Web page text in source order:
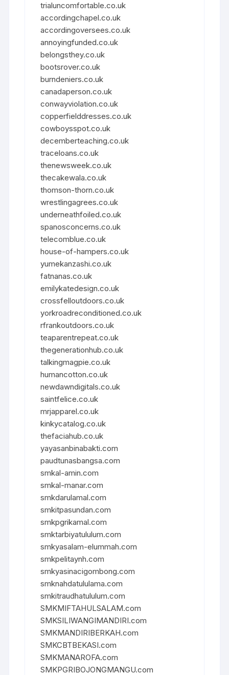
trialuncomfortable.co.uk
accordingchapel.co.uk
accordingoversees.co.uk
annoyingfunded.co.uk
belongsthey.co.uk
bootsrover.co.uk
burndeniers.co.uk
canadaperson.co.uk
conwayviolation.co.uk
copperfielddresses.co.uk
cowboysspot.co.uk
decemberteaching.co.uk
traceloans.co.uk
thenewsweek.co.uk
thecakewala.co.uk
thomson-thorn.co.uk
wrestlingagrees.co.uk
underneathfoiled.co.uk
spanosconcerns.co.uk
telecomblue.co.uk
house-of-hampers.co.uk
yumekanzashi.co.uk
fatnanas.co.uk
emilykatedesign.co.uk
crossfelloutdoors.co.uk
yorkroadreconditioned.co.uk
rfrankoutdoors.co.uk
teaparentrepeat.co.uk
thegenerationhub.co.uk
talkingmagpie.co.uk
humancotton.co.uk
newdawndigitals.co.uk
saintfelice.co.uk
mrjapparel.co.uk
kinkycatalog.co.uk
thefaciahub.co.uk
yayasanbinabakti.com
paudtunasbangsa.com
smkal-amin.com
smkal-manar.com
smkdarulamal.com
smkitpasundan.com
smkpgrikamal.com
smktarbiyatululum.com
smkyasalam-elummah.com
smkpelitaynh.com
smkyasinacigombong.com
smknahdatululama.com
smkitraudhatululum.com
SMKMIFTAHULSALAM.com
SMKSILIWANGIMANDIRI.com
SMKMANDIRIBERKAH.com
SMKCBTBEKASI.com
SMKMANAROFA.com
SMKPGRIBOJONGMANGU.com